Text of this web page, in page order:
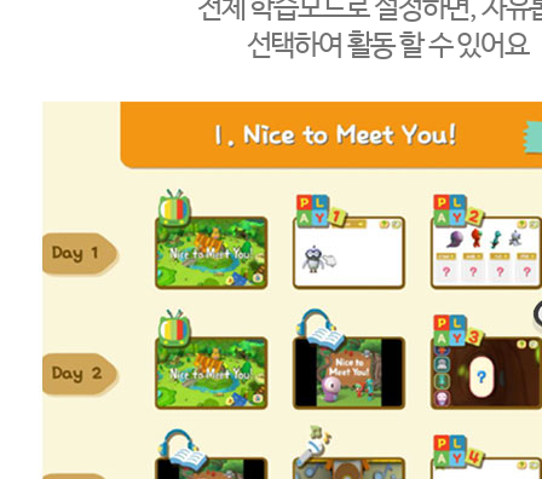
전체 학습모드로 설정하면, 자유
선택하여 활동 할 수 있어요